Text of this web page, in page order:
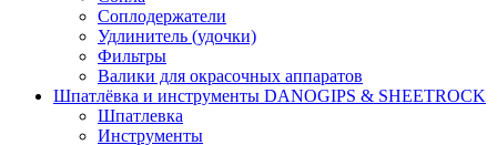
Соплодержатели
Удлинитель (удочки)
Фильтры
Валики для окрасочных аппаратов
Шпатлёвка и инструменты DANOGIPS & SHEETROCK
Шпатлевка
Инструменты